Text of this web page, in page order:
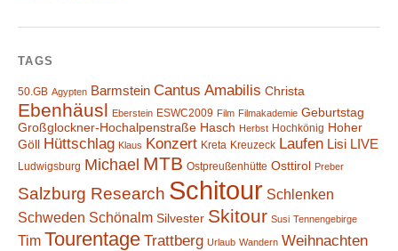
TAGS
50.GB Agypten Barmstein Cantus Amabilis Christa
Ebenhäusl Eberstein ESWC2009 Film Filmakademie Geburtstag
Großglockner-Hochalpenstraße Hasch Herbst Hochkönig Hoher
Göll
Hüttschlag Klaus Konzert Kreta Kreuzeck Laufen Lisi LIVE
Ludwigsburg Michael MTB Ostpreußenhütte Osttirol Preber
Salzburg Research Schitour Schlenken
Schweden Schönalm Silvester Skitour Susi Tennengebirge
Tim Tourentage Trattberg Urlaub Wandern Weihnachten